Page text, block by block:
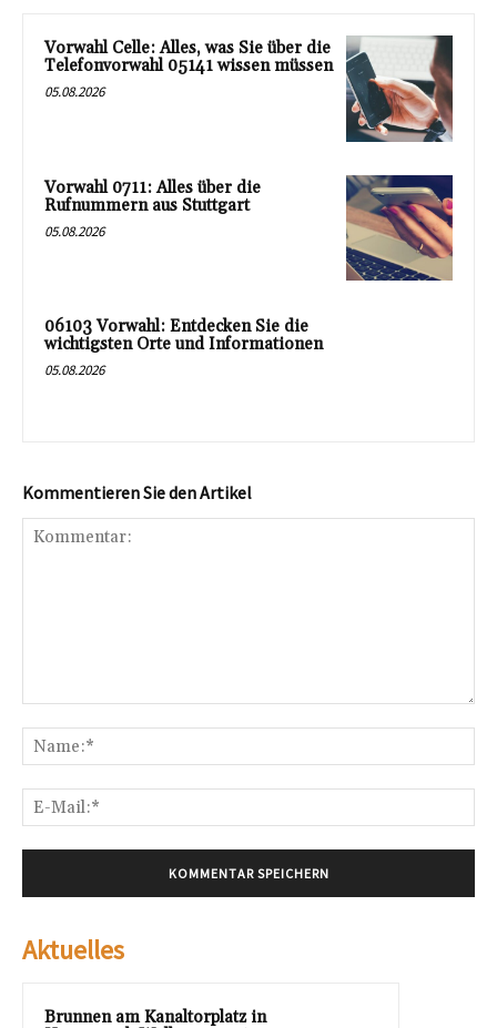
Vorwahl Celle: Alles, was Sie über die
Telefonvorwahl 05141 wissen müssen
05.08.2026
Vorwahl 0711: Alles über die
Rufnummern aus Stuttgart
05.08.2026
06103 Vorwahl: Entdecken Sie die
wichtigsten Orte und Informationen
05.08.2026
Kommentieren Sie den Artikel
Aktuelles
Brunnen am Kanaltorplatz in